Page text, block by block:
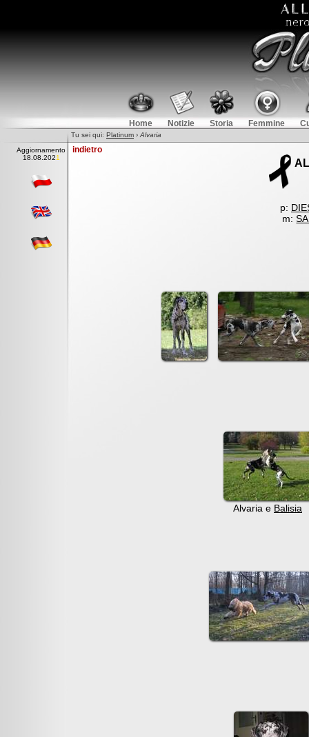
Home Notizie Storia Femmine
Tu sei qui: Platinum › Alvaria
Aggiornamento
18 08.2021
indietro
p:
m:
Alvaria e Balisia